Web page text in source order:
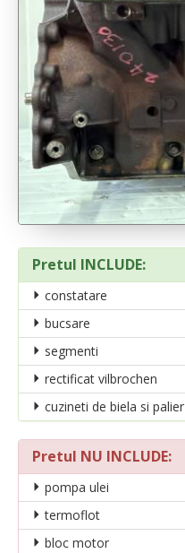
Pretul INCLUDE:
constatare
bucsare
segmenti
rectificat vilbrochen
cuzineti de biela si palier
Pretul NU INCLUDE:
pompa ulei
termoflot
bloc motor